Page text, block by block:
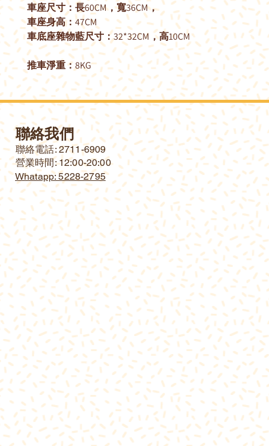
車座尺寸：長60CM，寬36CM，
車座身高：47CM
車底座雜物藍尺寸：32*32CM，高10CM
推車淨重：8KG
聯絡我們
​聯絡電話: 2711-6909
營業時間: 12:00-20:00
Whatapp: 5228-2795